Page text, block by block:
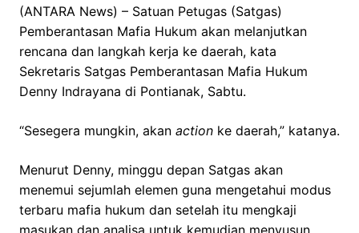
(ANTARA News) – Satuan Petugas (Satgas)
Pemberantasan Mafia Hukum akan melanjutkan
rencana dan langkah kerja ke daerah, kata
Sekretaris Satgas Pemberantasan Mafia Hukum
Denny Indrayana di Pontianak, Sabtu.
“Sesegera mungkin, akan action ke daerah,” katanya.
Menurut Denny, minggu depan Satgas akan
menemui sejumlah elemen guna mengetahui modus
terbaru mafia hukum dan setelah itu mengkaji